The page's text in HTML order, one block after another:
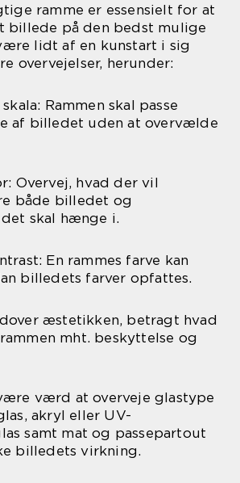
ramme er essensielt for at
billede på den bedst mulige
lidt af en kunstart i sig
overvejelser, herunder:
Rammen skal passe
af billedet uden at overvælde
Overvej, hvad der vil
både billedet og
skal hænge i.
En rammes farve kan
billedets farver opfattes.
æstetikken, betragt hvad
mht. beskyttelse og
værd at overveje glastype
akryl eller UV-
samt mat og passepartout
billedets virkning.